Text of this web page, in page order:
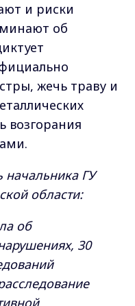
и риски
об
жечь траву и
возгорания
начальника ГУ
области:
об
30